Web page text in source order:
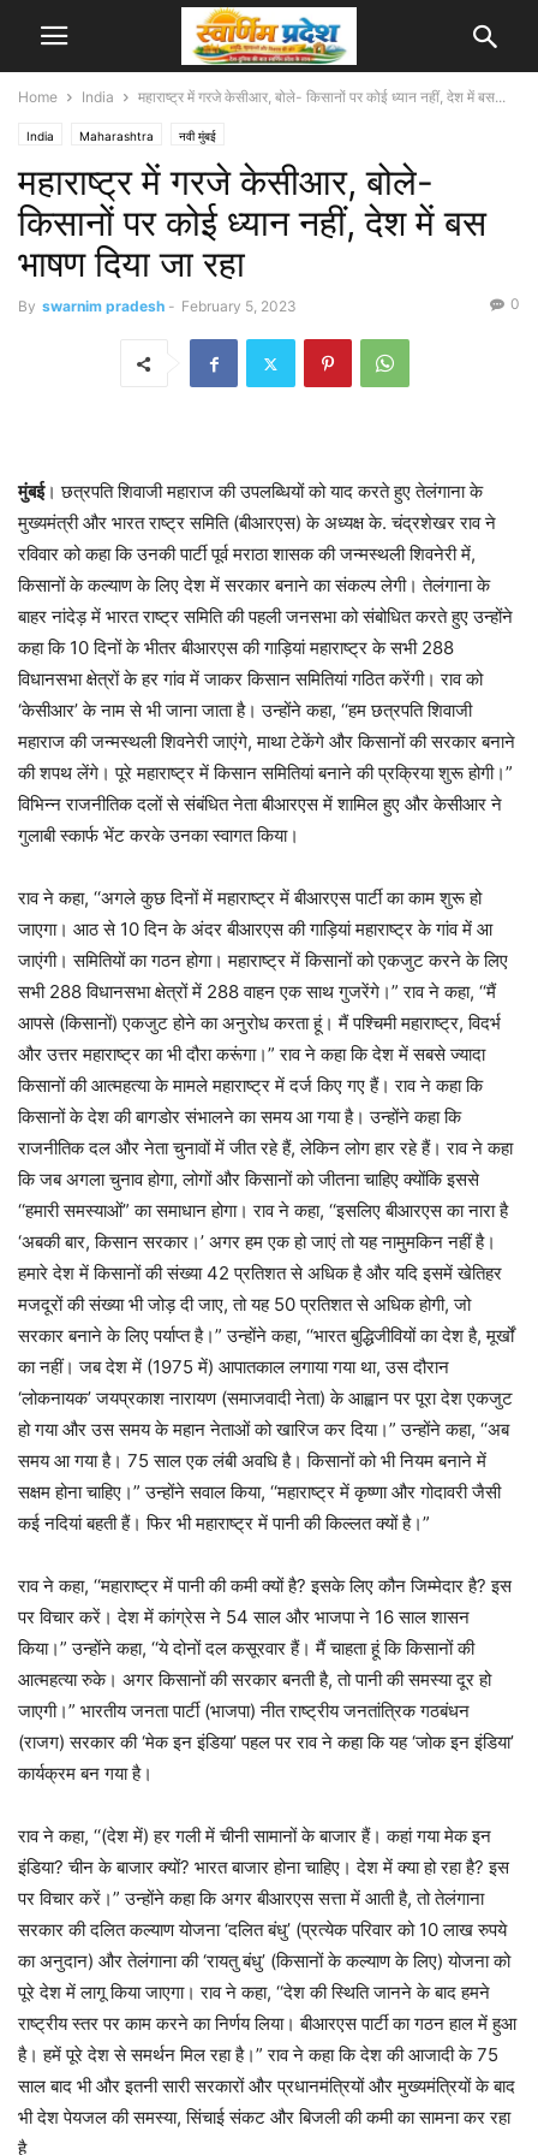
Home India महाराष्ट्र में गरजे केसीआर, बोले- किसानों पर कोई ध्यान नहीं, देश में बस...
India Maharashtra नवी मुंबई
महाराष्ट्र में गरजे केसीआर, बोले-
किसानों पर कोई ध्यान नहीं, देश में बस
भाषण दिया जा रहा
By swarnim pradesh - February 5, 2023 0
मुंबई। छत्रपति शिवाजी महाराज की उपलब्धियों को याद करते हुए तेलंगाना के
मुख्यमंत्री और भारत राष्ट्र समिति (बीआरएस) के अध्यक्ष के. चंद्रशेखर राव ने
रविवार को कहा कि उनकी पार्टी पूर्व मराठा शासक की जन्मस्थली शिवनेरी में,
किसानों के कल्याण के लिए देश में सरकार बनाने का संकल्प लेगी। तेलंगाना के
बाहर नांदेड़ में भारत राष्ट्र समिति की पहली जनसभा को संबोधित करते हुए उन्होंने
कहा कि 10 दिनों के भीतर बीआरएस की गाड़ियां महाराष्ट्र के सभी 288
विधानसभा क्षेत्रों के हर गांव में जाकर किसान समितियां गठित करेंगी। राव को
‘केसीआर’ के नाम से भी जाना जाता है। उन्होंने कहा, ‘‘हम छत्रपति शिवाजी
महाराज की जन्मस्थली शिवनेरी जाएंगे, माथा टेकेंगे और किसानों की सरकार बनाने
की शपथ लेंगे। पूरे महाराष्ट्र में किसान समितियां बनाने की प्रक्रिया शुरू होगी।”
विभिन्न राजनीतिक दलों से संबंधित नेता बीआरएस में शामिल हुए और केसीआर ने
गुलाबी स्कार्फ भेंट करके उनका स्वागत किया।
राव ने कहा, ‘‘अगले कुछ दिनों में महाराष्ट्र में बीआरएस पार्टी का काम शुरू हो
जाएगा। आठ से 10 दिन के अंदर बीआरएस की गाड़ियां महाराष्ट्र के गांव में आ
जाएंगी। समितियों का गठन होगा। महाराष्ट्र में किसानों को एकजुट करने के लिए
सभी 288 विधानसभा क्षेत्रों में 288 वाहन एक साथ गुजरेंगे।” राव ने कहा, ‘‘मैं
आपसे (किसानों) एकजुट होने का अनुरोध करता हूं। मैं पश्चिमी महाराष्ट्र, विदर्भ
और उत्तर महाराष्ट्र का भी दौरा करूंगा।” राव ने कहा कि देश में सबसे ज्यादा
किसानों की आत्महत्या के मामले महाराष्ट्र में दर्ज किए गए हैं। राव ने कहा कि
किसानों के देश की बागडोर संभालने का समय आ गया है। उन्होंने कहा कि
राजनीतिक दल और नेता चुनावों में जीत रहे हैं, लेकिन लोग हार रहे हैं। राव ने कहा
कि जब अगला चुनाव होगा, लोगों और किसानों को जीतना चाहिए क्योंकि इससे
‘‘हमारी समस्याओं” का समाधान होगा। राव ने कहा, ‘‘इसलिए बीआरएस का नारा है
‘अबकी बार, किसान सरकार।’ अगर हम एक हो जाएं तो यह नामुमकिन नहीं है।
हमारे देश में किसानों की संख्या 42 प्रतिशत से अधिक है और यदि इसमें खेतिहर
मजदूरों की संख्या भी जोड़ दी जाए, तो यह 50 प्रतिशत से अधिक होगी, जो
सरकार बनाने के लिए पर्याप्त है।” उन्होंने कहा, ‘‘भारत बुद्धिजीवियों का देश है, मूर्खों
का नहीं। जब देश में (1975 में) आपातकाल लगाया गया था, उस दौरान
‘लोकनायक’ जयप्रकाश नारायण (समाजवादी नेता) के आह्वान पर पूरा देश एकजुट
हो गया और उस समय के महान नेताओं को खारिज कर दिया।” उन्होंने कहा, ‘‘अब
समय आ गया है। 75 साल एक लंबी अवधि है। किसानों को भी नियम बनाने में
सक्षम होना चाहिए।” उन्होंने सवाल किया, ‘‘महाराष्ट्र में कृष्णा और गोदावरी जैसी
कई नदियां बहती हैं। फिर भी महाराष्ट्र में पानी की किल्लत क्यों है।”
राव ने कहा, ‘‘महाराष्ट्र में पानी की कमी क्यों है? इसके लिए कौन जिम्मेदार है? इस
पर विचार करें। देश में कांग्रेस ने 54 साल और भाजपा ने 16 साल शासन
किया।” उन्होंने कहा, ‘‘ये दोनों दल कसूरवार हैं। मैं चाहता हूं कि किसानों की
आत्महत्या रुके। अगर किसानों की सरकार बनती है, तो पानी की समस्या दूर हो
जाएगी।” भारतीय जनता पार्टी (भाजपा) नीत राष्ट्रीय जनतांत्रिक गठबंधन
(राजग) सरकार की ‘मेक इन इंडिया’ पहल पर राव ने कहा कि यह ‘जोक इन इंडिया’
कार्यक्रम बन गया है।
राव ने कहा, ‘‘(देश में) हर गली में चीनी सामानों के बाजार हैं। कहां गया मेक इन
इंडिया? चीन के बाजार क्यों? भारत बाजार होना चाहिए। देश में क्या हो रहा है? इस
पर विचार करें।” उन्होंने कहा कि अगर बीआरएस सत्ता में आती है, तो तेलंगाना
सरकार की दलित कल्याण योजना ‘दलित बंधु’ (प्रत्येक परिवार को 10 लाख रुपये
का अनुदान) और तेलंगाना की ‘रायतु बंधु’ (किसानों के कल्याण के लिए) योजना को
पूरे देश में लागू किया जाएगा। राव ने कहा, ‘‘देश की स्थिति जानने के बाद हमने
राष्ट्रीय स्तर पर काम करने का निर्णय लिया। बीआरएस पार्टी का गठन हाल में हुआ
है। हमें पूरे देश से समर्थन मिल रहा है।” राव ने कहा कि देश की आजादी के 75
साल बाद भी और इतनी सारी सरकारों और प्रधानमंत्रियों और मुख्यमंत्रियों के बाद
भी देश पेयजल की समस्या, सिंचाई संकट और बिजली की कमी का सामना कर रहा
है